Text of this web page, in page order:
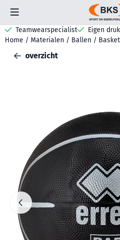
Cookievoorkeuren zijn
Teamwearspecialist Eigen
Home / Materialen / Ballen /
overzicht